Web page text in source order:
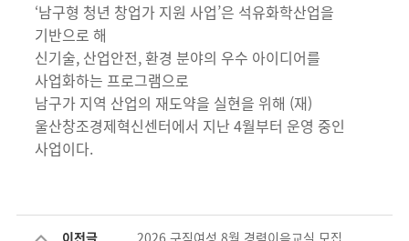
‘남구형 청년 창업가 지원 사업’은 석유화학산업을
기반으로 해
신기술, 산업안전, 환경 분야의 우수 아이디어를
사업화하는 프로그램으로
남구가 지역 산업의 재도약을 실현을 위해 (재)
울산창조경제혁신센터에서 지난 4월부터 운영 중인
사업이다.
이전글 2026 구직여성 8월 경력이음교실 모집